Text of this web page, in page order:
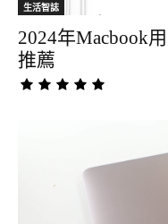
生活智誌
2024年Macbook
推薦